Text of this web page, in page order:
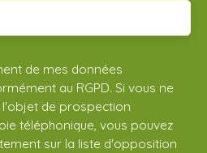
de mes données
au RGPD. Si vous ne
de prospection
téléphonique, vous pouvez
sur la liste d'opposition